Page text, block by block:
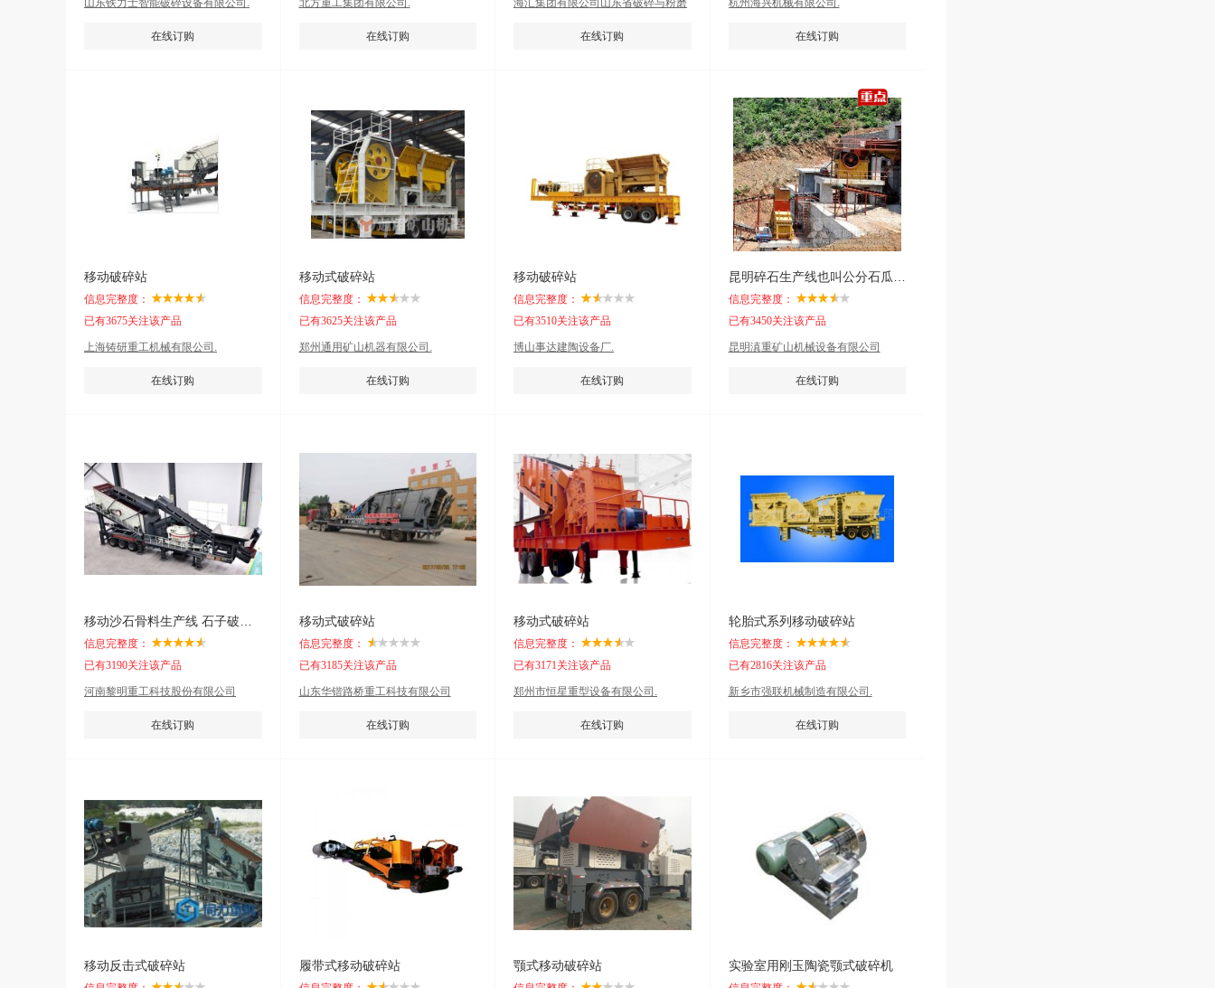
山东铁力士智能破碎设备有限公司.
在线订购
北方重工集团有限公司.
在线订购
海汇集团有限公司山东省破碎与粉磨
在线订购
杭州海兴机械有限公司.
在线订购
移动破碎站
信息完整度：
已有3675关注该产品
上海铸研重工机械有限公司.
在线订购
移动式破碎站
信息完整度：
已有3625关注该产品
郑州通用矿山机器有限公司.
在线订购
移动破碎站
信息完整度：
已有3510关注该产品
博山事达建陶设备厂.
在线订购
信息完整度：
已有3450关注该产品
昆明滇重矿山机械设备有限公司
在线订购
信息完整度：
已有3190关注该产品
河南黎明重工科技股份有限公司
在线订购
移动式破碎站
信息完整度：
已有3185关注该产品
山东华锴路桥重工科技有限公司
在线订购
移动式破碎站
信息完整度：
已有3171关注该产品
郑州市恒星重型设备有限公司.
在线订购
轮胎式系列移动破碎站
信息完整度：
已有2816关注该产品
新乡市强联机械制造有限公司.
在线订购
移动反击式破碎站 履带式移动破碎站 颚式移动破碎站 实验室用刚玉陶瓷颚式破碎机